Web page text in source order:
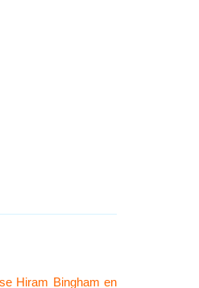
Hiram Bingham en